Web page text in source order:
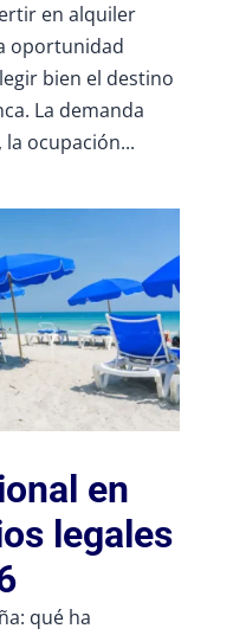
en alquiler
oportunidad
bien el destino
La demanda
ocupación...
en
legales
qué ha